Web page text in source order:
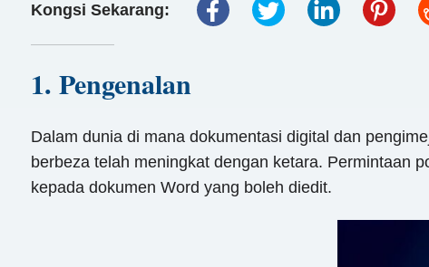
Kongsi Sekarang:
1. Pengenalan
Dalam dunia di mana dokumentasi digital dan
berbeza telah meningkat dengan ketara. Permintaan
kepada dokumen Word yang boleh diedit.